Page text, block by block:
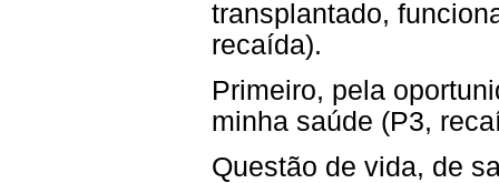
transplantado,
recaída).
Primeiro, pela
minha saúde (P3,
Questão de vida, de